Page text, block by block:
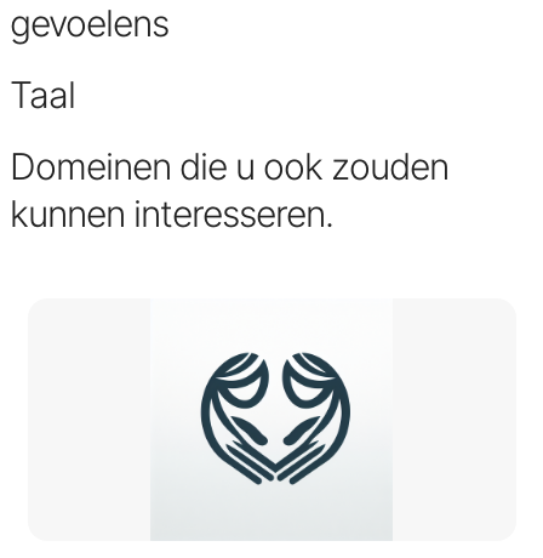
gevoelens
Taal
Domeinen die u ook zouden
kunnen interesseren.